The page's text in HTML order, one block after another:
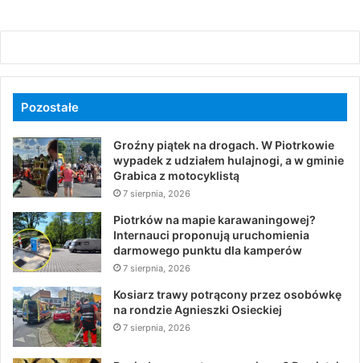
Pozostałe
Groźny piątek na drogach. W Piotrkowie
wypadek z udziałem hulajnogi, a w gminie
Grabica z motocyklistą
7 sierpnia, 2026
Piotrków na mapie karawaningowej?
Internauci proponują uruchomienia
darmowego punktu dla kamperów
7 sierpnia, 2026
Kosiarz trawy potrącony przez osobówkę
na rondzie Agnieszki Osieckiej
7 sierpnia, 2026